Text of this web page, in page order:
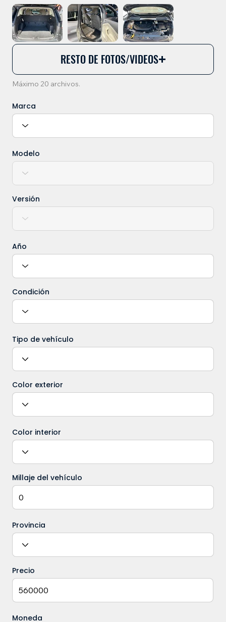
RESTO DE FOTOS/VIDEOS
Máximo 20 archivos.
Marca
Modelo
Versión
Año
Condición
Tipo de vehículo
Color exterior
Color interior
Millaje del vehículo
Provincia
Precio
Moneda